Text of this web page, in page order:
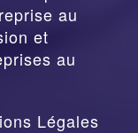
au
et
au
Légales